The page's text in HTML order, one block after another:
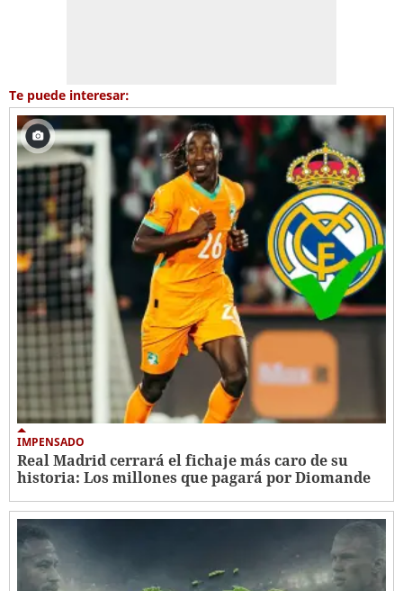
Te puede interesar:
IMPENSADO
Real Madrid cerrará el fichaje más caro de su
historia: Los millones que pagará por Diomande